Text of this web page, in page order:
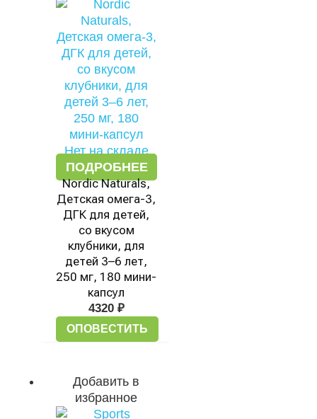
Нет на складе
ПОДРОБНЕЕ
Nordic Naturals,
Детская омега-3,
ДГК для детей,
со вкусом
клубники, для
детей 3–6 лет,
250 мг, 180 мини-
капсул
4320 ₽
ОПОВЕСТИТЬ
Добавить в
избранное